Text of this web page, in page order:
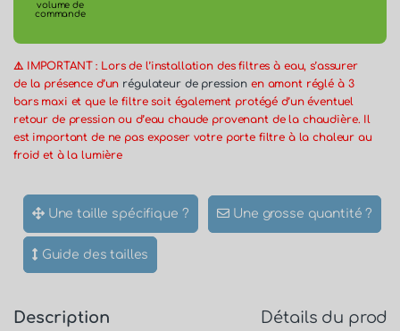
volume de
commande
⚠️ IMPORTANT : Lors de l’installation des filtres à eau, s’assurer
de la présence d’un régulateur de pression en amont réglé à 3
bars maxi et que le filtre soit également protégé d’un éventuel
retour de pression ou d’eau chaude provenant de la chaudière. Il
est important de ne pas exposer votre porte filtre à la chaleur au
froid et à la lumière
Une taille spécifique ? Une grosse quantité ?
Guide des tailles
Description Détails du